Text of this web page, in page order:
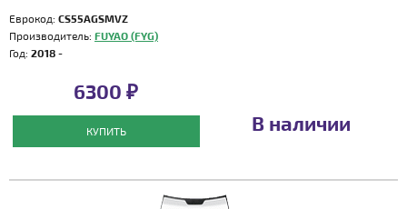
Еврокод: CS55AGSMVZ
Производитель: FUYAO (FYG)
Год: 2018 -
6300 ₽
КУПИТЬ В наличии